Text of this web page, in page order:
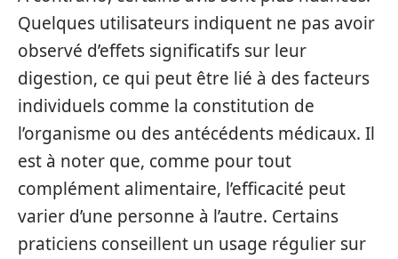
Quelques utilisateurs indiquent ne pas avoir
observé d’effets significatifs sur leur
digestion, ce qui peut être lié à des facteurs
individuels comme la constitution de
l’organisme ou des antécédents médicaux. Il
est à noter que, comme pour tout
complément alimentaire, l’efficacité peut
varier d’une personne à l’autre. Certains
praticiens conseillent un usage régulier sur